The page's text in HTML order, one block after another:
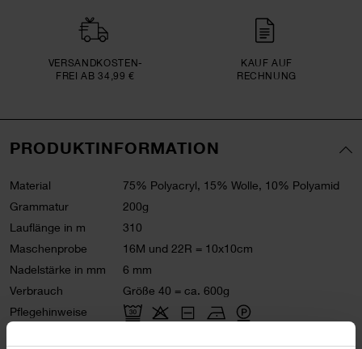
VERSAND­KOSTEN­
FREI AB 34,99 €
KAUF AUF
RECHNUNG
PRODUKTINFORMATION
Material
75% Polyacryl, 15% Wolle, 10% Polyamid
Grammatur
200g
Lauflänge in m
310
Maschenprobe
16M und 22R = 10x10cm
Nadelstärke in mm
6 mm
Verbrauch
Größe 40 = ca. 600g
Pflegehinweise